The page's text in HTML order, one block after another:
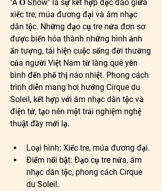
"À Ố Show" là sự kết hợp độc đáo giữa
xiếc tre, múa đương đại và âm nhạc
dân tộc. Những đạo cụ tre nứa đơn sơ
được biến hóa thành những hình ảnh
ấn tượng, tái hiện cuộc sống đời thường
của người Việt Nam từ làng quê yên
bình đến phố thị náo nhiệt. Phong cách
trình diễn mang hơi hướng Cirque du
Soleil, kết hợp với âm nhạc dân tộc và
điện tử, tạo nên một trải nghiệm nghệ
thuật đầy mới lạ.
Loại hình: Xiếc tre, múa đương đại.
Điểm nổi bật: Đạo cụ tre nứa, âm
nhạc dân tộc, phong cách Cirque
du Soleil.